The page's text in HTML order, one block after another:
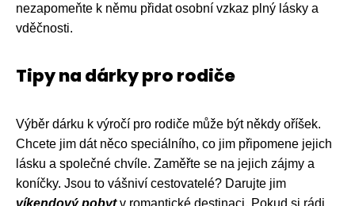
nezapomeňte k němu přidat osobní vzkaz plný lásky a
vděčnosti.
Tipy na dárky pro rodiče
Výběr dárku k výročí pro rodiče může být někdy oříšek.
Chcete jim dát něco speciálního, co jim připomene jejich
lásku a společné chvíle. Zaměřte se na jejich zájmy a
koníčky. Jsou to vášniví cestovatelé? Darujte jim
víkendový pobytv romantické destinaci. Pokud si rádi